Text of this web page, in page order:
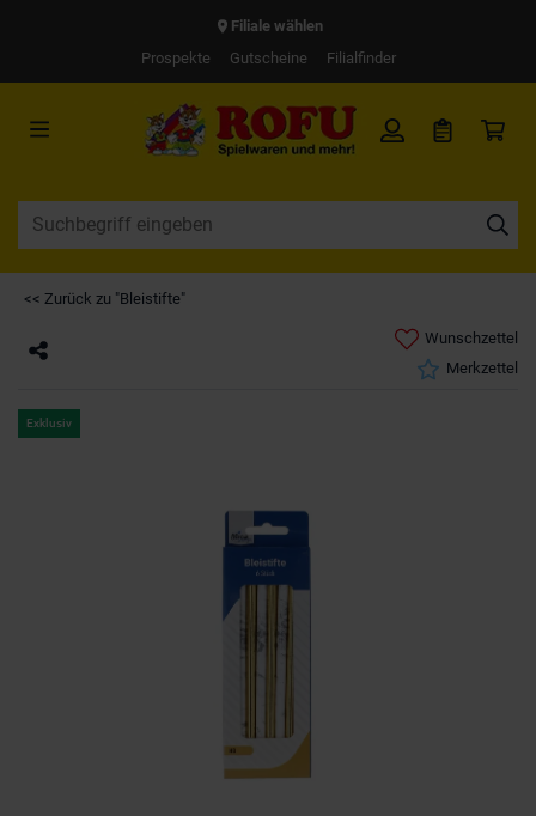
Filiale wählen
Prospekte
Gutscheine Filialfinder
<< Zurück zu "Bleistifte"
Wunschzettel
Merkzettel
Exklusiv